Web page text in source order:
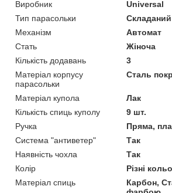
Виробник
Universal
Тип парасольки
Складаний
Механізм
Автомат
Стать
Жіноча
Кількість додавань
3
Матеріал корпусу
парасольки
Сталь
Матеріал купола
Лак
Кількість спиць куполу
9 шт.
Ручка
Пряма,
Система "антиветер"
Так
Наявність чохла
Так
Колір
Різні
Матеріал спиць
Карбон,